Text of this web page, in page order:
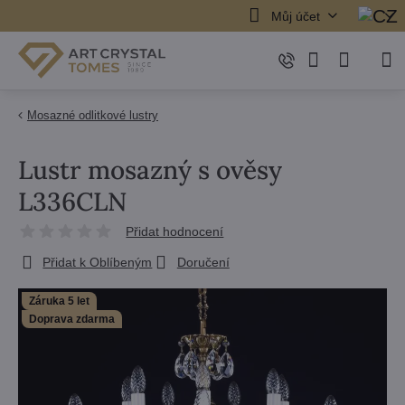
Můj účet
Mosazné odlitkové lustry
Záruka 5 let
Doprava zdarma
Lustr mosazný s ověsy
L336CLN
Přidat hodnocení
Přidat k Oblíbeným Doručení